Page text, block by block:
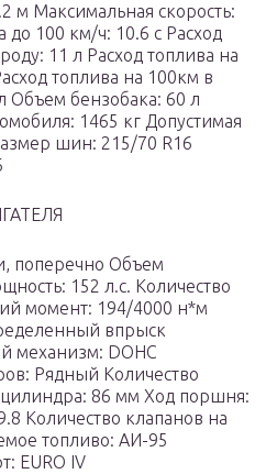
м Максимальная скорость:
до 100 км/ч: 10.6 c Расход
11 л Расход топлива на
топлива на 100км в
Объем бензобака: 60 л
1465 кг Допустимая
шин: 215/70 R16
поперечно Объем
152 л.с. Количество
момент: 194/4000 н*м
впрыск
механизм: DOHC
Рядный Количество
86 мм Ход поршня:
Количество клапанов на
топливо: АИ-95
EURO IV